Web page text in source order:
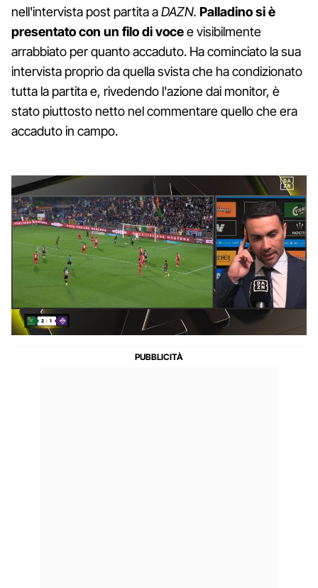
nell'intervista post partita aDAZN. Palladino si è
presentato con un filo di vocee visibilmente
arrabbiato per quanto accaduto. Ha cominciato la sua
intervista proprio da quella svista che ha condizionato
tutta la partita e, rivedendo l'azione dai monitor, è
stato piuttosto netto nel commentare quello che era
accaduto in campo.